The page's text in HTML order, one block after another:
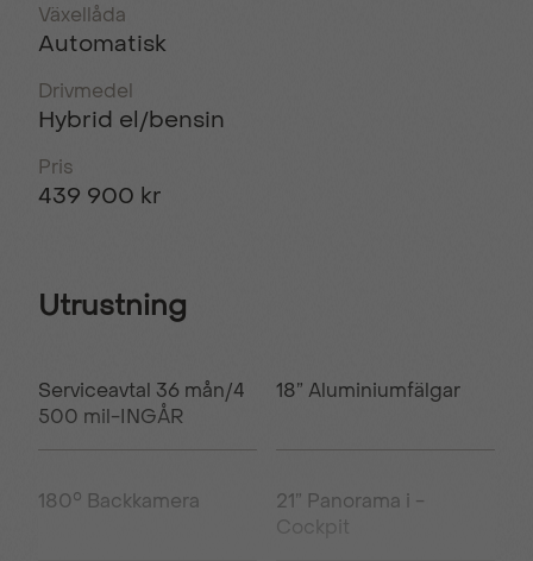
Växellåda
Automatisk
Drivmedel
Hybrid el/bensin
Pris
439 900 kr
Utrustning
Serviceavtal 36 mån/4
500 mil-INGÅR
18” Aluminiumfälgar
180° Backkamera
21” Panorama i -
Cockpit